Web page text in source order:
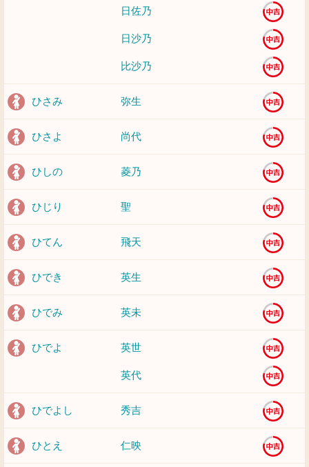
日佐乃
日沙乃
比沙乃
ひさみ 弥生
ひさよ 尚代
ひしの 菱乃
ひじり 聖
ひてん 飛天
ひでき 英生
ひでみ 英未
ひでよ 英世
英代
ひでよし 秀吉
ひとえ 仁映